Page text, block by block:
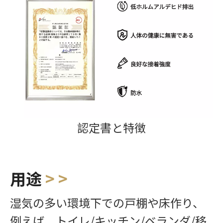
認定書と特徴
用途> >
湿気の多い環境下での戸棚や床作り、